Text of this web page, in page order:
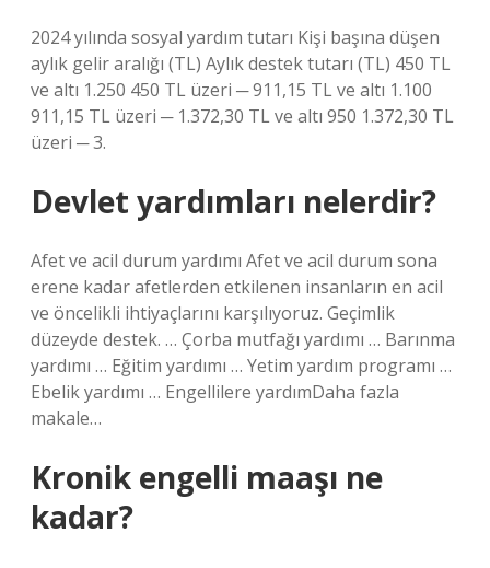
2024 yılında sosyal yardım tutarı Kişi başına düşen
aylık gelir aralığı (TL) Aylık destek tutarı (TL) 450 TL
ve altı 1.250 450 TL üzeri ─ 911,15 TL ve altı 1.100
911,15 TL üzeri ─ 1.372,30 TL ve altı 950 1.372,30 TL
üzeri ─ 3.
Devlet yardımları nelerdir?
Afet ve acil durum yardımı Afet ve acil durum sona
erene kadar afetlerden etkilenen insanların en acil
ve öncelikli ihtiyaçlarını karşılıyoruz. Geçimlik
düzeyde destek. … Çorba mutfağı yardımı … Barınma
yardımı … Eğitim yardımı … Yetim yardım programı …
Ebelik yardımı … Engellilere yardımDaha fazla
makale…
Kronik engelli maaşı ne
kadar?